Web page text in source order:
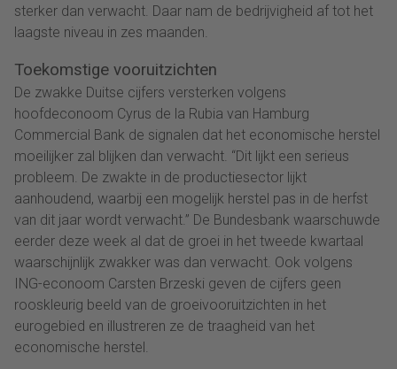
sterker dan verwacht. Daar nam de bedrijvigheid af tot het
laagste niveau in zes maanden.
Toekomstige vooruitzichten
De zwakke Duitse cijfers versterken volgens
hoofdeconoom Cyrus de la Rubia van Hamburg
Commercial Bank de signalen dat het economische herstel
moeilijker zal blijken dan verwacht. “Dit lijkt een serieus
probleem. De zwakte in de productiesector lijkt
aanhoudend, waarbij een mogelijk herstel pas in de herfst
van dit jaar wordt verwacht.” De Bundesbank waarschuwde
eerder deze week al dat de groei in het tweede kwartaal
waarschijnlijk zwakker was dan verwacht. Ook volgens
ING-econoom Carsten Brzeski geven de cijfers geen
rooskleurig beeld van de groeivooruitzichten in het
eurogebied en illustreren ze de traagheid van het
economische herstel.